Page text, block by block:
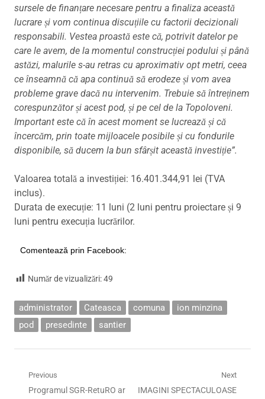
sursele de finanțare necesare pentru a finaliza această
lucrare și vom continua discuțiile cu factorii decizionali
responsabili. Vestea proastă este că, potrivit datelor pe
care le avem, de la momentul construcției podului și până
astăzi, malurile s-au retras cu aproximativ opt metri, ceea
ce înseamnă că apa continuă să erodeze și vom avea
probleme grave dacă nu intervenim. Trebuie să întreținem
corespunzător și acest pod, și pe cel de la Topoloveni.
Important este că în acest moment se lucrează și că
încercăm, prin toate mijloacele posibile și cu fondurile
disponibile, să ducem la bun sfârșit această investiție”.
Valoarea totală a investiției: 16.401.344,91 lei (TVA
inclus).
Durata de execuție: 11 luni (2 luni pentru proiectare și 9
luni pentru execuția lucrărilor.
Comentează prin Facebook:
Număr de vizualizări:49
administrator Cateasca comuna
ion minzina
pod
presedinte santier
Navigare
Previous
Previous
Programul SGR-RetuRO ar
Next
Next
IMAGINI SPECTACULOASE